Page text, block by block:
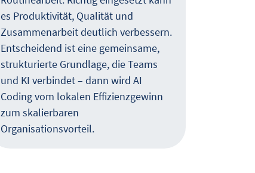
es Produktivität, Qualität und
Zusammenarbeit deutlich verbessern.
Entscheidend ist eine gemeinsame,
strukturierte Grundlage, die Teams
und KI verbindet – dann wird AI
Coding vom lokalen Effizienzgewinn
zum skalierbaren
Organisationsvorteil.